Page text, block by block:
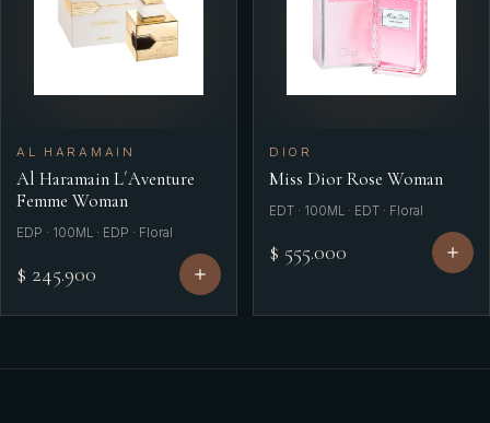
AL HARAMAIN
Al Haramain L´Aventure
Femme Woman
EDP · 100ML · EDP · Floral
$ 245.900
DIOR
Miss Dior Rose Woman
EDT · 100ML · EDT · Floral
$ 555.000